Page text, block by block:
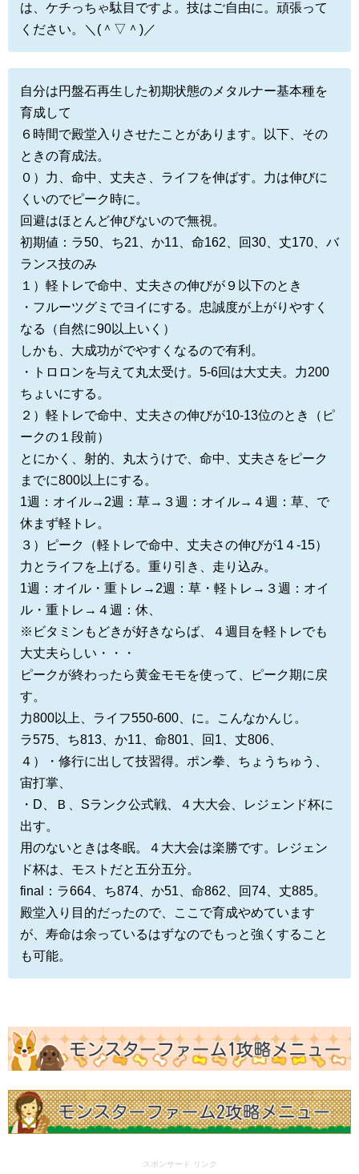
は、ケチっちゃ駄目ですよ。技はご自由に。頑張って
ください。＼(＾▽＾)／
自分は円盤石再生した初期状態のメタルナー基本種を
育成して
６時間で殿堂入りさせたことがあります。以下、その
ときの育成法。
０）力、命中、丈夫さ、ライフを伸ばす。力は伸びに
くいのでピーク時に。
回避はほとんど伸びないので無視。
初期値：ラ50、ち21、か11、命162、回30、丈170、バ
ランス技のみ
１）軽トレで命中、丈夫さの伸びが９以下のとき
・フルーツグミでヨイにする。忠誠度が上がりやすく
なる（自然に90以上いく）
しかも、大成功がでやすくなるので有利。
・トロロンを与えて丸太受け。5-6回は大丈夫。力200
ちょいにする。
２）軽トレで命中、丈夫さの伸びが10-13位のとき（ピ
ークの１段前）
とにかく、射的、丸太うけで、命中、丈夫さをピーク
までに800以上にする。
1週：オイル→2週：草→３週：オイル→４週：草、で
休まず軽トレ。
３）ピーク（軽トレで命中、丈夫さの伸びが1４-15）
力とライフを上げる。重り引き、走り込み。
1週：オイル・重トレ→2週：草・軽トレ→３週：オイ
ル・重トレ→４週：休、
※ビタミンもどきが好きならば、４週目を軽トレでも
大丈夫らしい・・・
ピークが終わったら黄金モモを使って、ピーク期に戻
す。
力800以上、ライフ550-600、に。こんなかんじ。
ラ575、ち813、か11、命801、回1、丈806、
４）・修行に出して技習得。ポン拳、ちょうちゅう、
宙打掌、
・D、Ｂ、Sランク公式戦、４大大会、レジェンド杯に
出す。
用のないときは冬眠。４大大会は楽勝です。レジェン
ド杯は、モストだと五分五分。
final：ラ664、ち874、か51、命862、回74、丈885。
殿堂入り目的だったので、ここで育成やめています
が、寿命は余っているはずなのでもっと強くすること
も可能。
スポンサード リンク